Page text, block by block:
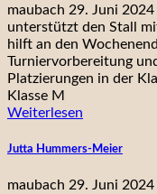
maubach 29. Juni 2024
unterstützt den Stall
hilft an den
Turniervorbereitung
Platzierungen in der
Klasse M
Weiterlesen
Jutta Hummers-Meier
maubach 29. Juni 2024